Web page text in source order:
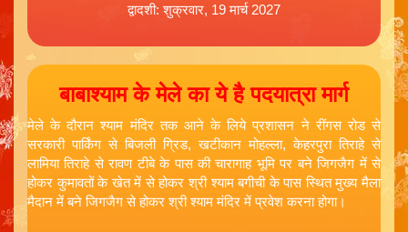
द्वादशी: शुक्रवार, 19 मार्च 2027
बाबाश्याम के मेले का ये है पदयात्रा मार्ग
मेले के दौरान श्याम मंदिर तक आने के लिये प्रशासन ने रींगस रोड से
सरकारी पार्किंग से बिजली ग्रिड, खटीकान मोहल्ला, केहरपुरा तिराहे से
लामिया तिराहे से रावण टीबे के पास की चारागाह भूमि पर बने जिगजैग में से
होकर कुमावतों के खेत में से होकर श्री श्याम बगीची के पास स्थित मुख्य मैला
मैदान में बने जिगजैग से होकर श्री श्याम मंदिर में प्रवेश करना होगा।